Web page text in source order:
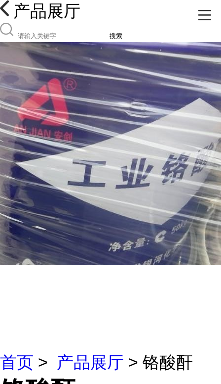
产品展厅
搜索
首页 > 产品展厅 > 铬酸酐